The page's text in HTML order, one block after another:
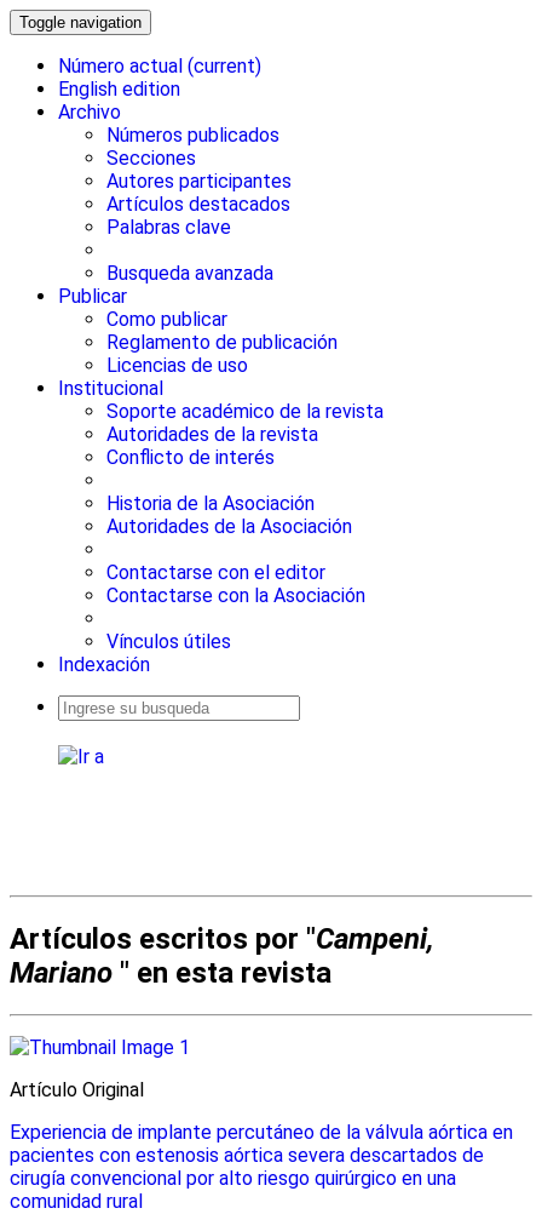
Toggle navigation
Número actual (current)
English edition
Archivo
Números publicados
Secciones
Autores participantes
Artículos destacados
Palabras clave
Busqueda avanzada
Publicar
Como publicar
Reglamento de publicación
Licencias de uso
Institucional
Soporte académico de la revista
Autoridades de la revista
Conflicto de interés
Historia de la Asociación
Autoridades de la Asociación
Contactarse con el editor
Contactarse con la Asociación
Vínculos útiles
Indexación
Artículos escritos por "Campeni,
Mariano " en esta revista
Artículo Original
Experiencia de implante percutáneo de la válvula aórtica en
pacientes con estenosis aórtica severa descartados de
cirugía convencional por alto riesgo quirúrgico en una
comunidad rural